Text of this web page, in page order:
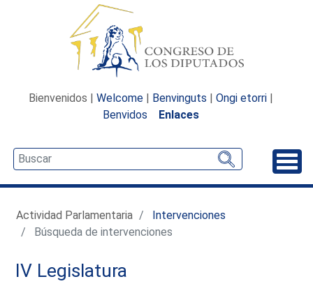
Bienvenidos | Welcome | Benvinguts | Ongi etorri |
Benvidos
Enlaces
Actividad Parlamentaria
Intervenciones
Búsqueda de intervenciones
IV Legislatura